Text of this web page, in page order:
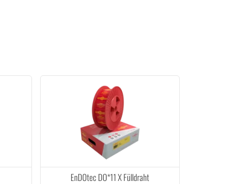
EnDOtec DO*11 X Fülldraht